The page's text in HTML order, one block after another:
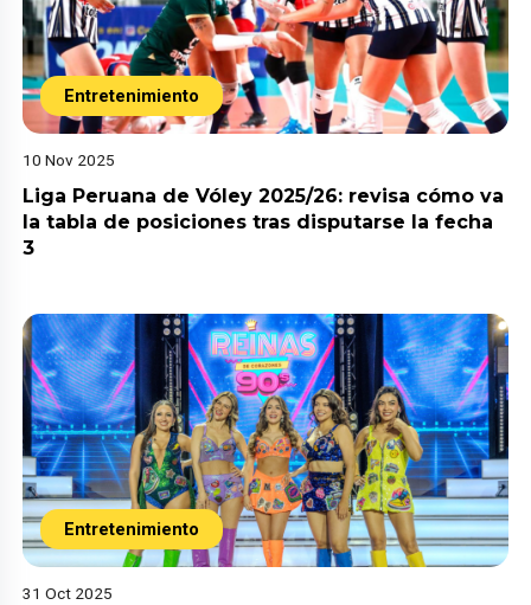
Entretenimiento
10 Nov 2025
Liga Peruana de Vóley 2025/26: revisa cómo va
la tabla de posiciones tras disputarse la fecha
3
Entretenimiento
31 Oct 2025